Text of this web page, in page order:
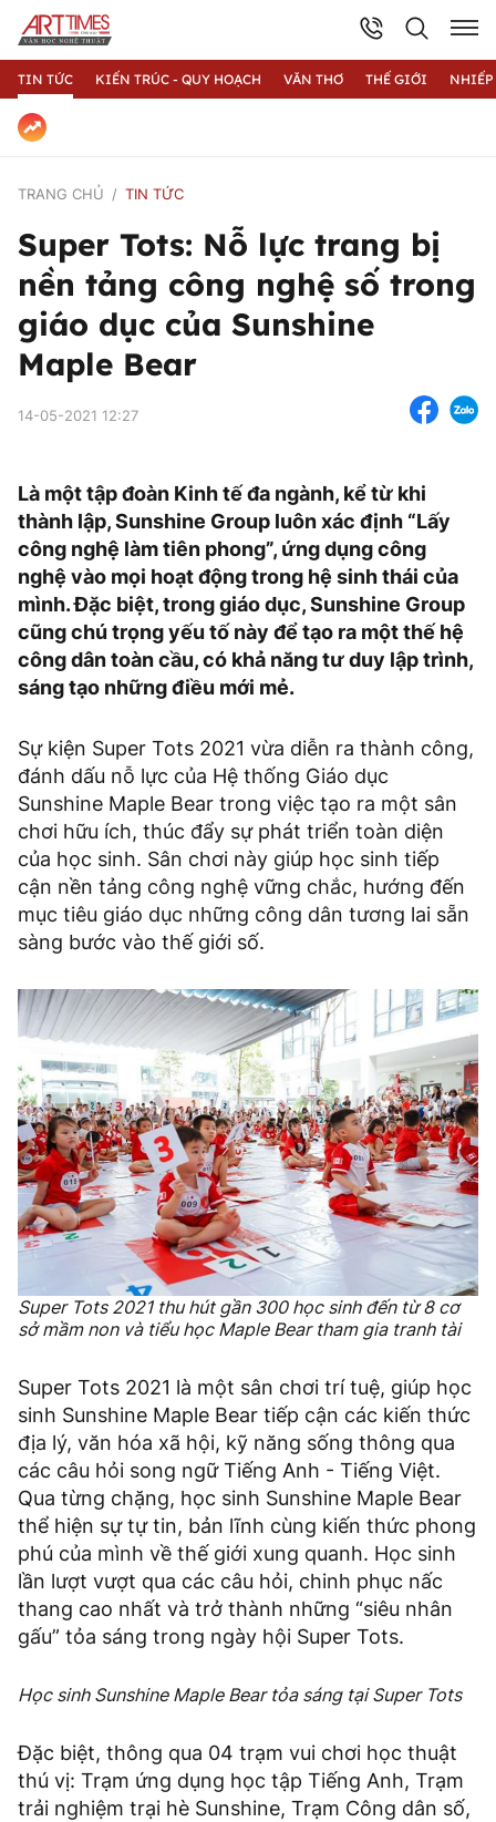
TIN TỨC KIẾN TRÚC - QUY HOẠCH VĂN THƠ THẾ GIỚI
TRANG CHỦ TIN TỨC
Super Tots: Nỗ lực trang bị
nền tảng công nghệ số trong
giáo dục của Sunshine
Maple Bear
14-05-2021 12:27
Là một tập đoàn Kinh tế đa ngành, kể từ khi
thành lập, Sunshine Group luôn xác định “Lấy
công nghệ làm tiên phong”, ứng dụng công
nghệ vào mọi hoạt động trong hệ sinh thái của
mình. Đặc biệt, trong giáo dục, Sunshine Group
cũng chú trọng yếu tố này để tạo ra một thế hệ
công dân toàn cầu, có khả năng tư duy lập trình,
sáng tạo những điều mới mẻ.
Sự kiện Super Tots 2021 vừa diễn ra thành công,
đánh dấu nỗ lực của Hệ thống Giáo dục
Sunshine Maple Bear trong việc tạo ra một sân
chơi hữu ích, thúc đẩy sự phát triển toàn diện
của học sinh. Sân chơi này giúp học sinh tiếp
cận nền tảng công nghệ vững chắc, hướng đến
mục tiêu giáo dục những công dân tương lai sẵn
sàng bước vào thế giới số.
Super Tots 2021 thu hút gần 300 học sinh đến từ 8 cơ
sở mầm non và tiểu học Maple Bear tham gia tranh tài
Super Tots 2021 là một sân chơi trí tuệ, giúp học
sinh Sunshine Maple Bear tiếp cận các kiến thức
địa lý, văn hóa xã hội, kỹ năng sống thông qua
các câu hỏi song ngữ Tiếng Anh - Tiếng Việt.
Qua từng chặng, học sinh Sunshine Maple Bear
thể hiện sự tự tin, bản lĩnh cùng kiến thức phong
phú của mình về thế giới xung quanh. Học sinh
lần lượt vượt qua các câu hỏi, chinh phục nấc
thang cao nhất và trở thành những “siêu nhân
gấu” tỏa sáng trong ngày hội Super Tots.
Học sinh Sunshine Maple Bear tỏa sáng tại Super Tots
Đặc biệt, thông qua 04 trạm vui chơi học thuật
thú vị: Trạm ứng dụng học tập Tiếng Anh, Trạm
trải nghiệm trại hè Sunshine, Trạm Công dân số,